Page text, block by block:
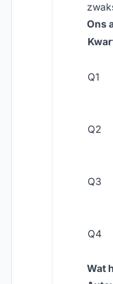
Ons
Q1
Q2
Q3
Q4
Wat